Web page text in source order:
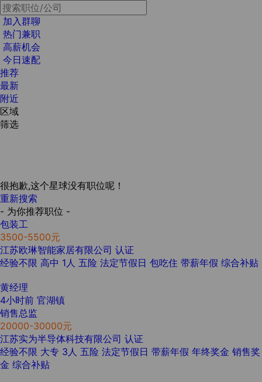
加入群聊
热门兼职
高薪机会
今日速配
推荐
最新
附近
区域
筛选
很抱歉,这个星球没有职位呢！
重新搜索
- 为你推荐职位 -
包装工
3500-5500元
江苏欧琳智能家居有限公司 认证
经验不限 高中 1人 五险 法定节假日 包吃住 带薪年假 综合补贴
黄经理
4小时前 官湖镇
销售总监
20000-30000元
江苏实为半导体科技有限公司 认证
经验不限 大专 3人 五险 法定节假日 带薪年假 年终奖金 销售奖
金 综合补贴